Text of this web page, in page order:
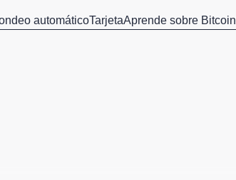
automáticoTarjetaAprende sobre Bitcoin